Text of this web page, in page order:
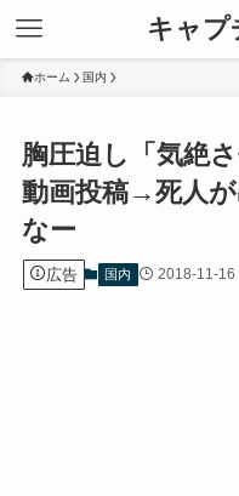
キャプ
ホーム 国内
胸圧迫し「気絶
動画投稿→死人
なー
広告 国内 2018-11-16